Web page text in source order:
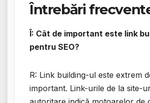
Întrebări
Î: Cât de important este link
pentru SEO?
R: Link building-ul este extrem
important. Link-urile de la site-